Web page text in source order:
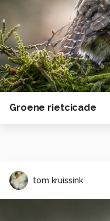
Groene rietcicade
tom kruissink